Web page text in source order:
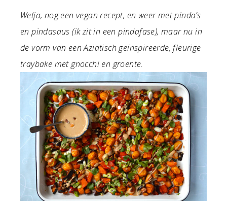
Welja, nog een vegan recept, en weer met pinda’s
en pindasaus (ik zit in een pindafase), maar nu in
de vorm van een Aziatisch geïnspireerde, fleurige
traybake met gnocchi en groente.